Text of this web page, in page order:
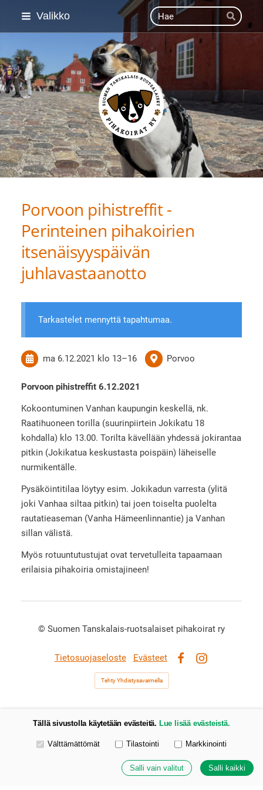
Siirry
Valikko Haku
Hae
Suomen Tanskalais-
Porvoon pihistreffit -
Perinteinen pihakoirien
itsenäisyyspäivän
juhlavastaanotto
Tarkastelet mennyttä tapahtumaa.
ma 6.12.2021 klo 13–16 Porvoo
Porvoon pihistreffit 6.12.2021
Kokoontuminen Vanhan kaupungin keskellä, nk.
Raatihuoneen torilla (suurinpiirtein Jokikatu 18
kohdalla) klo 13.00. Torilta kävellään yhdessä jokirantaa
pitkin (Jokikatua keskustasta poispäin) läheiselle
nurmikentälle.
Pysäköintitilaa löytyy esim. Jokikadun varresta (ylitä
joki Vanhaa siltaa pitkin) tai joen toiselta puolelta
rautatieaseman (Vanha Hämeenlinnantie) ja Vanhan
sillan välistä.
Myös rotuuntutustujat ovat tervetulleita tapaamaan
erilaisia pihakoiria omistajineen!
© Suomen Tanskalais-ruotsalaiset pihakoirat ry
Tietosuojaseloste
Evästeet
Tehty Yhdistysavaimella
Tällä sivustolla käytetään evästeitä. Lue lisää evästeistä.
Valitse käytettävät evästeet
Välttämättömät Tilastointi Markkinointi
Salli vain valitut Salli kaikki